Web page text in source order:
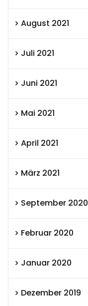
August 2021
Juli 2021
Juni 2021
Mai 2021
April 2021
März 2021
September 2020
Februar 2020
Januar 2020
Dezember 2019